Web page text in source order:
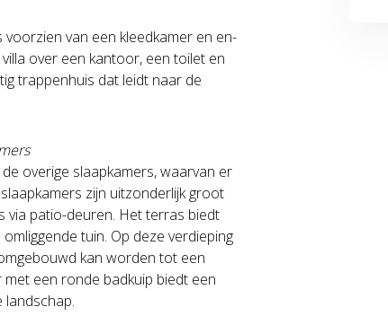
van een kleedkamer en en-
over een kantoor, een toilet en
trappenhuis dat leidt naar de
overige slaapkamers, waarvan er
zijn uitzonderlijk groot
via patio-deuren. Het terras biedt
tuin. Op deze verdieping
kan worden tot een
een ronde badkuip biedt een